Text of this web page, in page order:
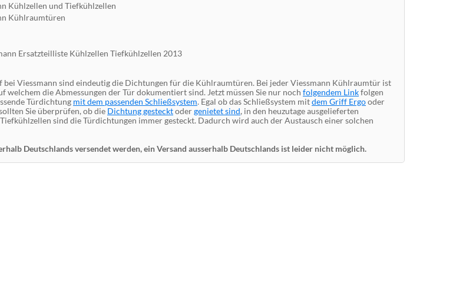
Kühlzellen und Tiefkühlzellen
Kühlraumtüren
Ersatzteilliste Kühlzellen Tiefkühlzellen 2013
Viessmann sind eindeutig die Dichtungen für die Kühlraumtüren. Bei jeder Viessmann Kühlraumtür ist
welchem die Abmessungen der Tür dokumentiert sind. Jetzt müssen Sie nur noch folgendem Linkfolgen
Türdichtung mit dem passenden Schließsystem. Egal ob das Schließsystem mitdem Griff Ergooder
Sie überprüfen, ob die Dichtung gestecktodergenietet sind, in den heuzutage ausgelieferten
sind die Türdichtungen immer gesteckt. Dadurch wird auch der Austausch einer solchen
Deutschlands versendet werden, ein Versand ausserhalb Deutschlands ist leider nicht möglich.